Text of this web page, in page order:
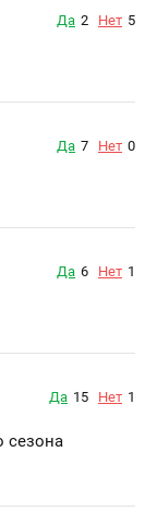
Да 2 Нет 5
Да 7 Нет 0
Да 6 Нет 1
Да 15 Нет 1
сезона